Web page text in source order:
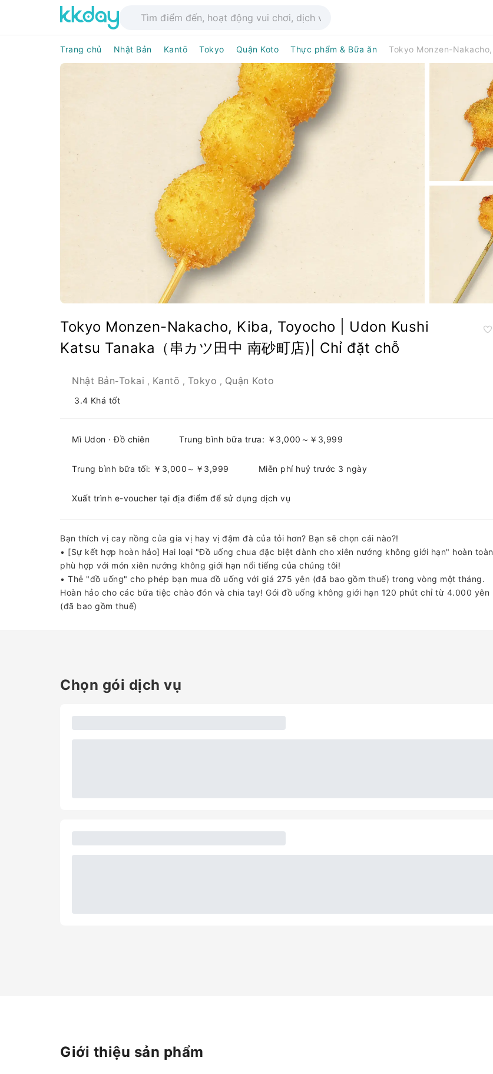
Trang chủ Nhật Bản Kantō Tokyo Quận Koto Thực phẩm & Bữa ăn
Tokyo Monzen-Nakacho, Kiba, Toyocho | Udon Kushi
Katsu Tanaka（串カツ田中 南砂町店)| Chỉ đặt chỗ
Nhật Bản-Tokai , Kantō , Tokyo , Quận Koto
3.4 Khá tốt
Mì Udon · Đồ chiên Trung bình bữa trưa: ￥3,000～￥3,999
Trung bình bữa tối: ￥3,000～￥3,999 Miễn phí huỷ trước 3 ngày
Xuất trình e-voucher tại địa điểm để sử dụng dịch vụ
Bạn thích vị cay nồng của gia vị hay vị đậm đà của tỏi hơn? Bạn sẽ chọn cái nào?!
• [Sự kết hợp hoàn hảo] Hai loại "Đồ uống chua đặc biệt dành cho xiên nướng không giới hạn" hoàn toàn
phù hợp với món xiên nướng không giới hạn nổi tiếng của chúng tôi!
• Thẻ "đồ uống" cho phép bạn mua đồ uống với giá 275 yên (đã bao gồm thuế) trong vòng một tháng.
Hoàn hảo cho các bữa tiệc chào đón và chia tay! Gói đồ uống không giới hạn 120 phút chỉ từ 4.000 yên
(đã bao gồm thuế)
Chọn gói dịch vụ
Giới thiệu sản phẩm